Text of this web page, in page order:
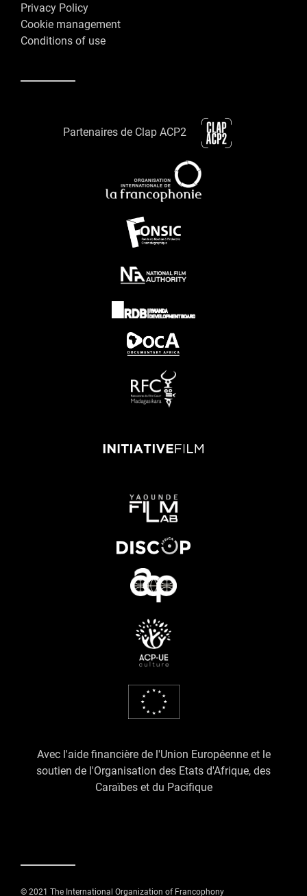
Privacy Policy
Cookie management
Conditions of use
Partenaires de Clap ACP2
Avec l'aide financière de l'Union Européenne et le
soutien de l'Organisation des Etats d'Afrique, des
Caraïbes et du Pacifique
© 2021 The International Organization of Francophony